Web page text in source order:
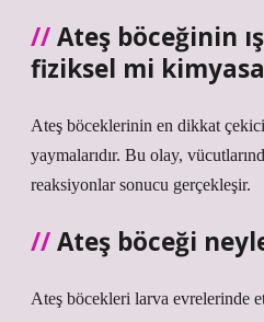
Ateş böceğinin
fiziksel mi
Ateş böceklerinin en dikkat çekici
yaymalarıdır. Bu olay,
reaksiyonlar sonucu gerçekleşir.
Ateş böceği
Ateş böcekleri larva evrelerinde